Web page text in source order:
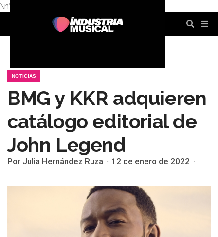
\n\n
NOTICIAS
BMG y KKR adquieren
catálogo editorial de
John Legend
Por Julia Hernández Ruza 12 de enero de 2022